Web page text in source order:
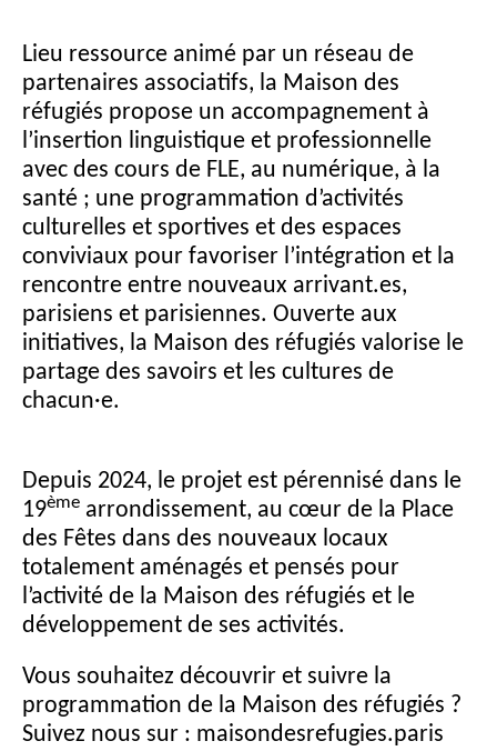
Lieu ressource animé par un réseau de
partenaires associatifs, la Maison des
réfugiés propose un accompagnement à
l’insertion linguistique et professionnelle
avec des cours de FLE, au numérique, à la
santé ; une programmation d’activités
culturelles et sportives et des espaces
conviviaux pour favoriser l’intégration et la
rencontre entre nouveaux arrivant.es,
parisiens et parisiennes. Ouverte aux
initiatives, la Maison des réfugiés valorise le
partage des savoirs et les cultures de
chacun·e.
Depuis 2024, le projet est pérennisé dans le
19ème arrondissement, au cœur de la Place
des Fêtes dans des nouveaux locaux
totalement aménagés et pensés pour
l’activité de la Maison des réfugiés et le
développement de ses activités.
Vous souhaitez découvrir et suivre la
programmation de la Maison des réfugiés ?
Suivez nous sur : maisondesrefugies.paris